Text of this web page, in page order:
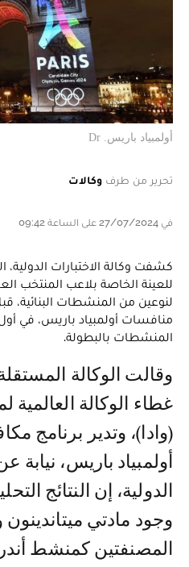
أولمبياد باريس. Dr
تحرير من طرف وكالات
في 27/07/2024 على الساعة 09:42
كشفت وكالة الاختبارات الدولية،
للعينة الخاصة بلاعب المنتخب
لنوعين من المنشطات
منافسات أولمبياد باريس، في
المنشطات بالبطولة.
وقالت الوكالة المستقلة التي تعمل تحت
غطاء الوكالة
(وادا)، وتدير برنامج
أولمبياد باريس، نيابة
الدولية، إن النتائج
وجود مادتي ميتاندينون
المصنفتين كمنشط